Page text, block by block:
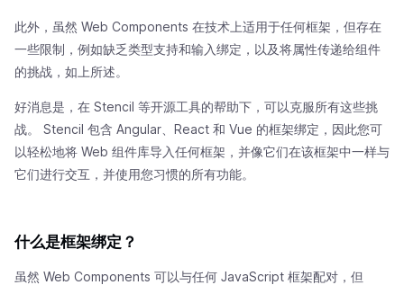
此外，虽然 Web Components 在技术上适用于任何框架，但存在
一些限制，例如缺乏类型支持和输入绑定，以及将属性传递给组件
的挑战，如上所述。
好消息是，在 Stencil 等开源工具的帮助下，可以克服所有这些挑
战。 Stencil 包含 Angular、React 和 Vue 的框架绑定，因此您可
以轻松地将 Web 组件库导入任何框架，并像它们在该框架中一样与
它们进行交互，并使用您习惯的所有功能。
什么是框架绑定？
虽然 Web Components 可以与任何 JavaScript 框架配对，但